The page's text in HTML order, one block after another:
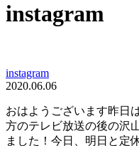
instagram
instagram
2020.06.06
おはようございます昨日
方のテレビ放送の後の沢
ました！今日、明日と定